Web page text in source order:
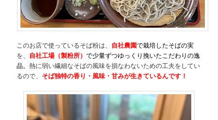
このお店で使っているそば粉は、 自社農園で栽培したそばの実
を、 自社工場（製粉所）で少量ずつゆっくり挽いたこだわりの逸
品。熱に弱い繊細なそばの風味を損なわないための工夫をしてい
るので、 そば独特の香り・風味・甘みが生きているんです！